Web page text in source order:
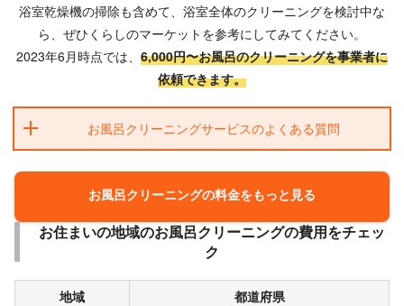
浴室乾燥機の掃除も含めて、浴室全体のクリーニングを検討中な
ら、ぜひくらしのマーケットを参考にしてみてください。
2023年6月時点では、 6,000円〜お風呂のクリーニングを事業者に
依頼できます。
お風呂クリーニングサービスのよくある質問
お風呂クリーニングの料金をもっと見る
お住まいの地域のお風呂クリーニングの費用をチェッ
ク
地域 都道府県